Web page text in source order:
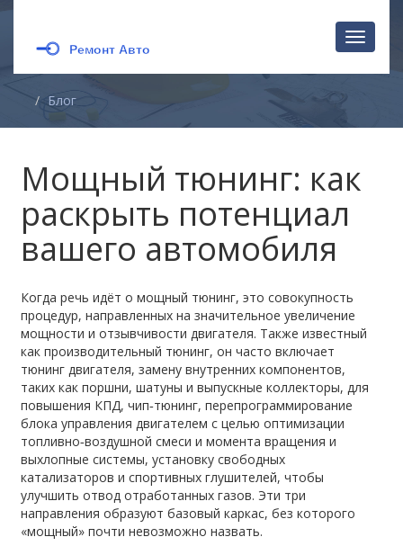
Блог
Мощный тюнинг: как
раскрыть потенциал
вашего автомобиля
Когда речь идёт омощный тюнинг,это совокупность
процедур, направленных на значительное увеличение
мощности и отзывчивости двигателя. Также известный
какпроизводительный тюнинг, он часто включает
тюнинг двигателя,замену внутренних компонентов,
таких как поршни, шатуны и выпускные коллекторы, для
повышения КПД,чип‑тюнинг,перепрограммирование
блока управления двигателем с целью оптимизации
топливно‑воздушной смеси и момента вращения и
выхлопные системы,установку свободных
катализаторов и спортивных глушителей, чтобы
улучшить отвод отработанных газов. Эти три
направления образуют базовый каркас, без которого
«мощный» почти невозможно назвать.